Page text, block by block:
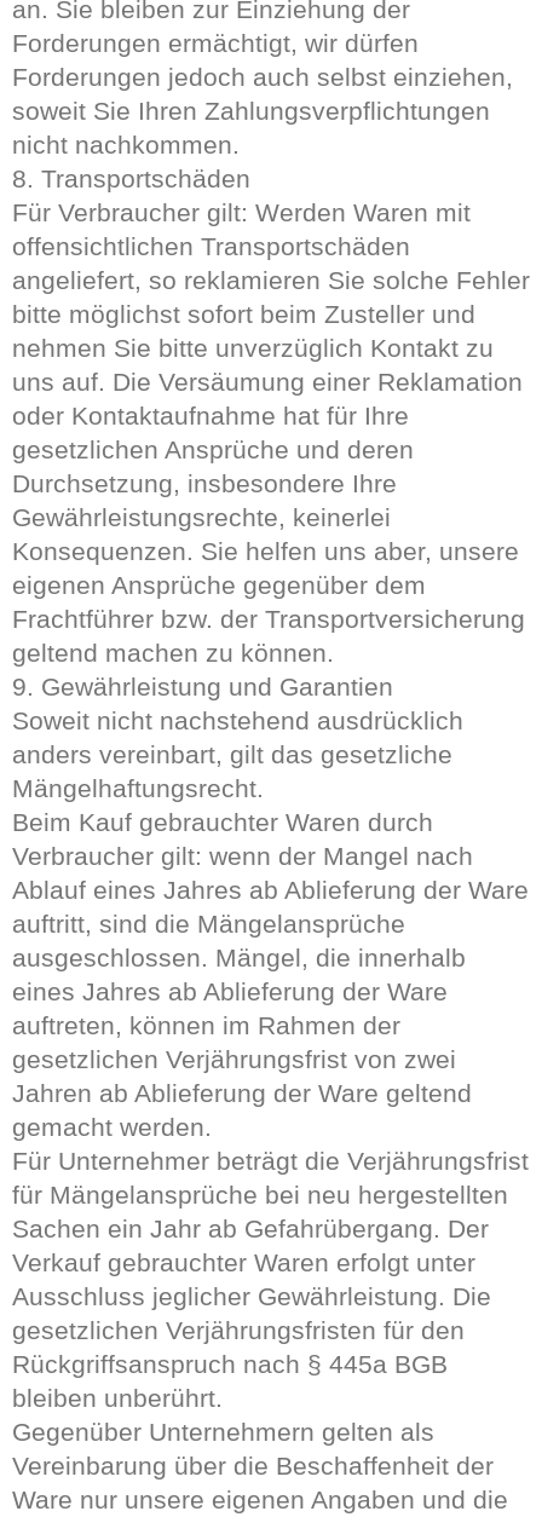
an. Sie bleiben zur Einziehung der
Forderungen ermächtigt, wir dürfen
Forderungen jedoch auch selbst einziehen,
soweit Sie Ihren Zahlungsverpflichtungen
nicht nachkommen.
8. Transportschäden
Für Verbraucher gilt: Werden Waren mit
offensichtlichen Transportschäden
angeliefert, so reklamieren Sie solche Fehler
bitte möglichst sofort beim Zusteller und
nehmen Sie bitte unverzüglich Kontakt zu
uns auf. Die Versäumung einer Reklamation
oder Kontaktaufnahme hat für Ihre
gesetzlichen Ansprüche und deren
Durchsetzung, insbesondere Ihre
Gewährleistungsrechte, keinerlei
Konsequenzen. Sie helfen uns aber, unsere
eigenen Ansprüche gegenüber dem
Frachtführer bzw. der Transportversicherung
geltend machen zu können.
9. Gewährleistung und Garantien
Soweit nicht nachstehend ausdrücklich
anders vereinbart, gilt das gesetzliche
Mängelhaftungsrecht.
Beim Kauf gebrauchter Waren durch
Verbraucher gilt: wenn der Mangel nach
Ablauf eines Jahres ab Ablieferung der Ware
auftritt, sind die Mängelansprüche
ausgeschlossen. Mängel, die innerhalb
eines Jahres ab Ablieferung der Ware
auftreten, können im Rahmen der
gesetzlichen Verjährungsfrist von zwei
Jahren ab Ablieferung der Ware geltend
gemacht werden.
Für Unternehmer beträgt die Verjährungsfrist
für Mängelansprüche bei neu hergestellten
Sachen ein Jahr ab Gefahrübergang. Der
Verkauf gebrauchter Waren erfolgt unter
Ausschluss jeglicher Gewährleistung. Die
gesetzlichen Verjährungsfristen für den
Rückgriffsanspruch nach § 445a BGB
bleiben unberührt.
Gegenüber Unternehmern gelten als
Vereinbarung über die Beschaffenheit der
Ware nur unsere eigenen Angaben und die